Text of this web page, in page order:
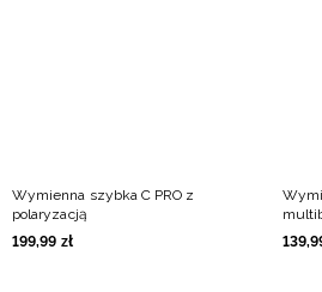
Wymienna szybka C PRO z
polaryzacją
199,99 zł
139,